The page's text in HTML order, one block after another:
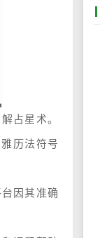
占星术。
历法符号
因其准确